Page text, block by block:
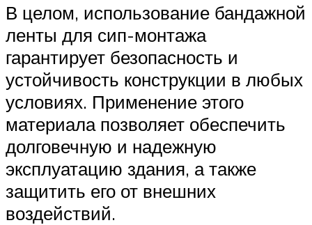
В целом, использование бандажной
ленты для сип-монтажа
гарантирует безопасность и
устойчивость конструкции в любых
условиях. Применение этого
материала позволяет обеспечить
долговечную и надежную
эксплуатацию здания, а также
защитить его от внешних
воздействий.